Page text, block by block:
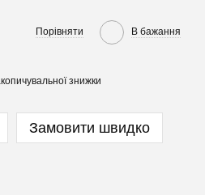
Порівняти В бажання
знижки
Замовити швидко